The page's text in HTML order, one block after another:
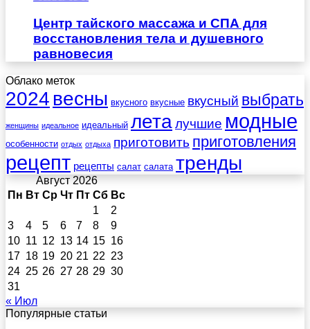
Центр тайского массажа и СПА для
восстановления тела и душевного
равновесия
Облако меток
2024 весны вкусного вкусные вкусный выбрать
женщины идеальное идеальный леталучшие модные
особенности отдых отдыха приготовить приготовления
рецепт рецепты салат салата тренды
Август 2026
Пн Вт Ср Чт Пт Сб Вс
1
2
3
4 5 6 7 8
9
10 11 12 13 14 15 16
17 18 19 20 21 22 23
24 25 26 27 28 29 30
31
« Июл
Популярные статьи